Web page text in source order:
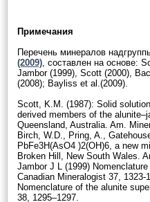
Примечания
Перечень минералов
(2009), составлен на основе:
Jambor (1999), Scott (2000),
(2008); Bayliss et al.(2009).
Scott, K.M. (1987): Solid
derived members of the
Queensland, Australia. Am.
Birch, W.D., Pring, A.,
PbFe3H(AsO4 )2(OH)6, a new
Broken Hill, New South Wales.
Jambor J L (1999)
Canadian Mineralogist 37,
Nomenclature of the alunite
38, 1295–1297.